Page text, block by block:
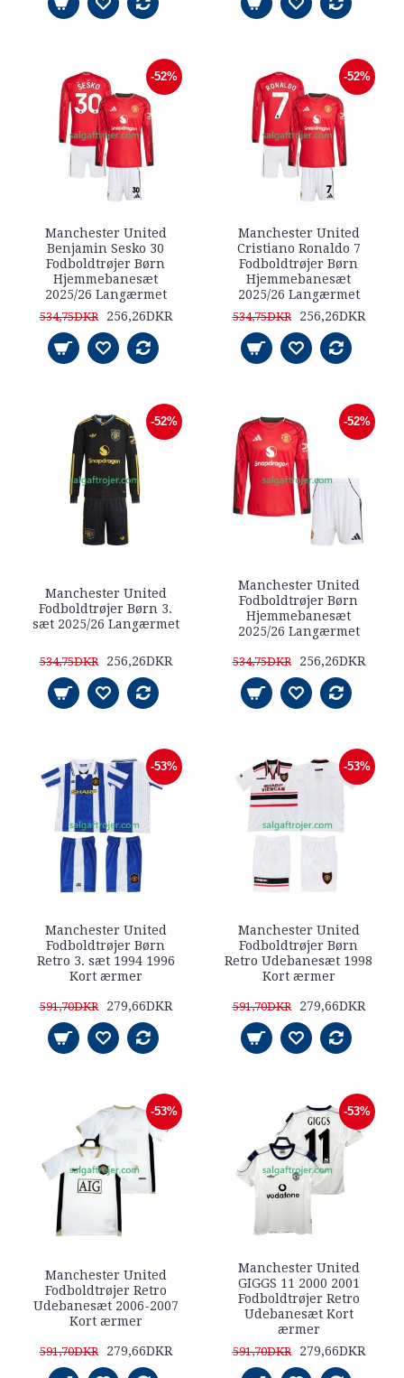
-52%
Manchester United
Benjamin Sesko 30
Fodboldtrøjer Børn
Hjemmebanesæt
2025/26 Langærmet
534,75DKR 256,26DKR
-52%
Manchester United
Cristiano Ronaldo 7
Fodboldtrøjer Børn
Hjemmebanesæt
2025/26 Langærmet
534,75DKR 256,26DKR
-52%
Manchester United
Fodboldtrøjer Børn 3.
sæt 2025/26 Langærmet
534,75DKR 256,26DKR
-52%
Manchester United
Fodboldtrøjer Børn
Hjemmebanesæt
2025/26 Langærmet
534,75DKR 256,26DKR
-53%
Manchester United
Fodboldtrøjer Børn
Retro 3. sæt 1994 1996
Kort ærmer
591,70DKR 279,66DKR
-53%
Manchester United
Fodboldtrøjer Børn
Retro Udebanesæt 1998
Kort ærmer
591,70DKR 279,66DKR
-53%
Manchester United
Fodboldtrøjer Retro
Udebanesæt 2006-2007
Kort ærmer
591,70DKR 279,66DKR
-53%
Manchester United
GIGGS 11 2000 2001
Fodboldtrøjer Retro
Udebanesæt Kort
ærmer
591,70DKR 279,66DKR